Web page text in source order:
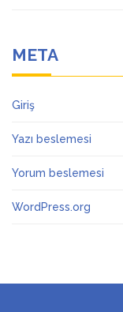
META
Giriş
Yazı beslemesi
Yorum beslemesi
WordPress.org